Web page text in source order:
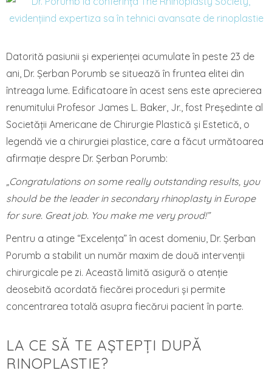
Datorită pasiunii și experienței acumulate în peste 23 de
ani, Dr. Șerban Porumb se situează în fruntea elitei din
întreaga lume. Edificatoare în acest sens este aprecierea
renumitului Profesor James L. Baker, Jr., fost Președinte al
Societății Americane de Chirurgie Plastică și Estetică, o
legendă vie a chirurgiei plastice, care a făcut următoarea
afirmație despre Dr. Șerban Porumb:
„Congratulations on some really outstanding results, you
should be the leader in secondary rhinoplasty in Europe
for sure. Great job. You make me very proud!”
Pentru a atinge “Excelența” în acest domeniu, Dr. Șerban
Porumb a stabilit un număr maxim de două intervenții
chirurgicale pe zi. Această limită asigură o atenție
deosebită acordată fiecărei proceduri și permite
concentrarea totală asupra fiecărui pacient în parte.
LA CE SĂ TE AȘTEPȚI DUPĂ
RINOPLASTIE?